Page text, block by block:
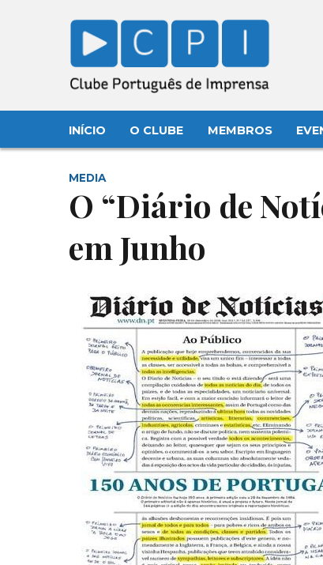
INÍCIO O CLUBE MEMBROS
MEDIA
O “Diário de
em Junho